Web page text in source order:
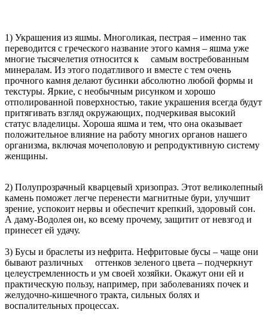
1) Украшения из яшмы. Многоликая, пестрая – именно так
переводится с греческого название этого камня – яшма уже
многие тысячелетия относится к самым востребованным
минералам. Из этого податливого и вместе с тем очень
прочного камня делают бусинки абсолютно любой формы и
текстуры. Яркие, с необычным рисунком и хорошо
отполированной поверхностью, такие украшения всегда будут
притягивать взгляд окружающих, подчеркивая высокий
статус владелицы. Хороша яшма и тем, что она оказывает
положительное влияние на работу многих органов нашего
организма, включая мочеполовую и репродуктивную систему
женщины.
2) Полупрозрачный кварцевый хризопраз. Этот великолепный
камень поможет легче перенести магнитные бури, улучшит
зрение, успокоит нервы и обеспечит крепкий, здоровый сон.
А даму-Водолея он, ко всему прочему, защитит от невзгод и
принесет ей удачу.
3) Бусы и браслеты из нефрита. Нефритовые бусы – чаще они
бывают различных оттенков зеленого цвета – подчеркнут
целеустремленность и ум своей хозяйки. Окажут они ей и
практическую пользу, например, при заболеваниях почек и
желудочно-кишечного тракта, сильных болях и
воспалительных процессах.